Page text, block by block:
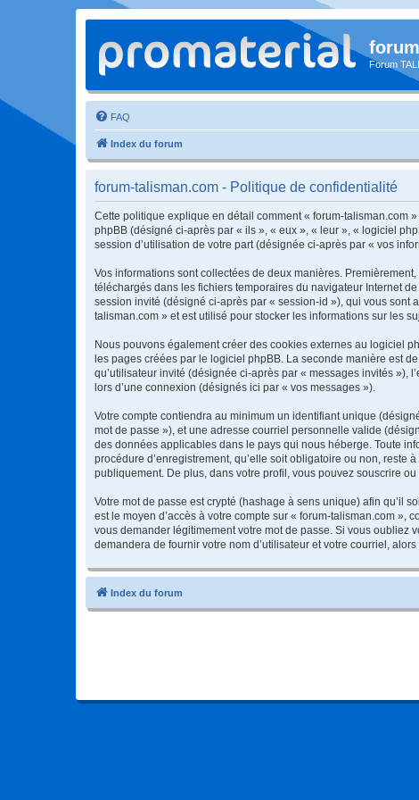
Forum
FAQ
Index du forum
forum-talisman.com - Politique de confidentialité
Cette politique explique en détail comment « forum-talisman.com
phpBB (désigné ci-après par « ils », « eux », « leur », « logiciel
session d’utilisation de votre part (désignée ci-après par « vos
Vos informations sont collectées de deux manières.
téléchargés dans les fichiers temporaires du navigateur Internet
session invité (désigné ci-après par « session-id »), qui vous
talisman.com » et est utilisé pour stocker les informations sur les
Nous pouvons également créer des cookies externes au logiciel
les pages créées par le logiciel phpBB. La seconde manière est
qu’utilisateur invité (désignée ci-après par « messages invités »),
lors d’une connexion (désignés ici par « vos messages »).
Votre compte contiendra au minimum un identifiant unique
mot de passe »), et une adresse courriel personnelle valide
des données applicables dans le pays qui nous héberge. Toute
procédure d’enregistrement, qu’elle soit obligatoire ou non,
publiquement. De plus, dans votre profil, vous pouvez souscrire
Votre mot de passe est crypté (hashage à sens unique) afin qu’il
est le moyen d’accès à votre compte sur « forum-talisman.com
vous demander légitimement votre mot de passe. Si vous oubliez
demandera de fournir votre nom d’utilisateur et votre courriel,
Index du forum